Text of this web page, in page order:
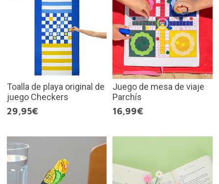
Toalla de playa original de
juego Checkers
29,95€
Juego de mesa de viaje
Parchís
16,99€